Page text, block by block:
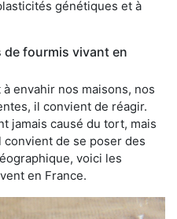
génétiques et à
de fourmis vivant en
envahir nos maisons, nos
il convient de réagir.
jamais causé du tort, mais
convient de se poser des
voici les
en France.